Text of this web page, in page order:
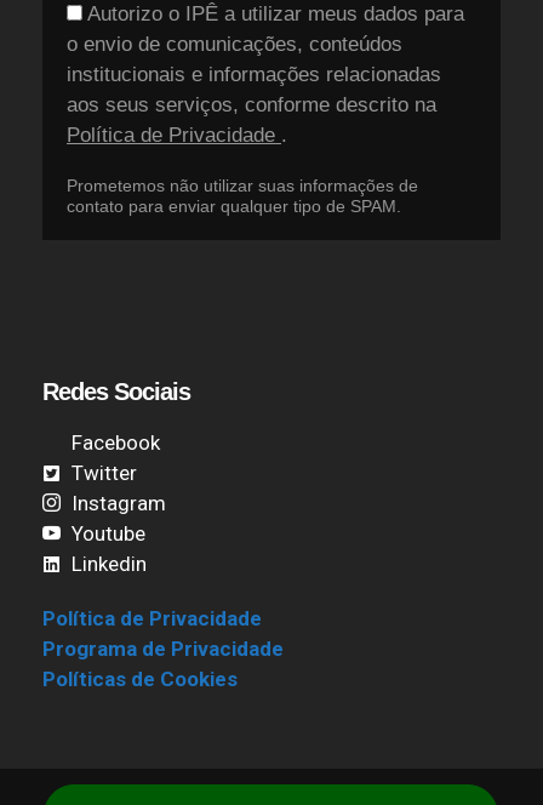
Autorizo o IPÊ a utilizar meus dados para
o envio de comunicações, conteúdos
institucionais e informações relacionadas
aos seus serviços, conforme descrito na
Política de Privacidade .
Prometemos não utilizar suas informações de
contato para enviar qualquer tipo de SPAM.
Redes Sociais
Facebook
Twitter
Instagram
Youtube
Linkedin
Política de Privacidade
Programa de Privacidade
Políticas de Cookies